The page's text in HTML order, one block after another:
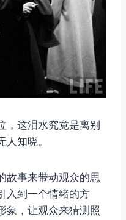
，这泪水究竟是离别
知晓。
故事来带动观众的思
入到一个情绪的方
象，让观众来猜测照